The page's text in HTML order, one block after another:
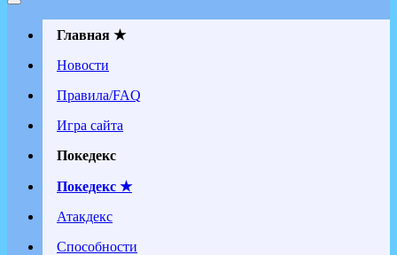
Главная ★
Новости
Правила/FAQ
Игра сайта
Покедекс
Покедекс ★
Атакдекс
Способности